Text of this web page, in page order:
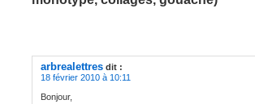
arbrealettres dit :
18 février 2010 à 10:11
Bonjour,